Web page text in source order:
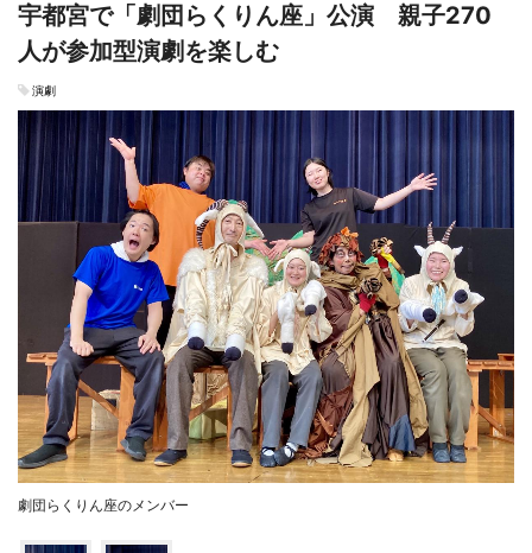
宇都宮で「劇団らくりん座」公演 親子270
人が参加型演劇を楽しむ
演劇
劇団らくりん座のメンバー